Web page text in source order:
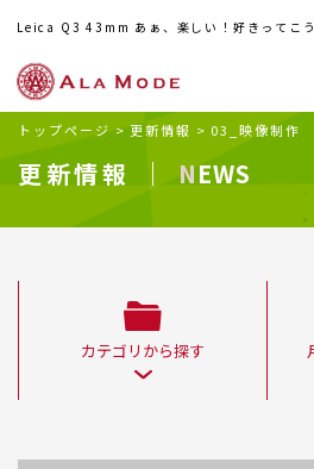
Leica Q3 43mm あぁ、楽しい！好きってこ
トップページ > 更新情報 > 03_映像制作
更新情報 ｜ NEWS
カテゴリから探す